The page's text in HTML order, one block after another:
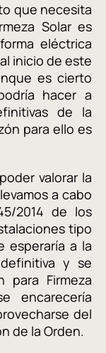
que necesita
Solar es
eléctrica
inicio de este
es cierto
hacer a
de la
para ello es
valorar la
a cabo
2014 de los
tipo
esperaría a la
y se
para Firmeza
encarecería
del
de la Orden.